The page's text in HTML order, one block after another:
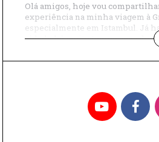
Olá amigos, hoje vou
experiência na minha viagem à
especialmente em Istambul. Já
cidade há muito tempo, mas
oportunidade de passar 5 dias
impressionada com tudo que vi.